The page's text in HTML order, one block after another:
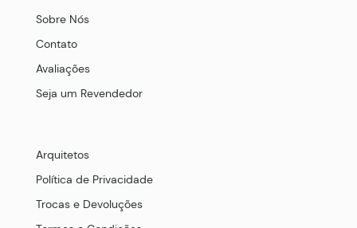
Sobre Nós
Contato
Avaliações
Seja um Revendedor
Arquitetos
Política de Privacidade
Trocas e Devoluções